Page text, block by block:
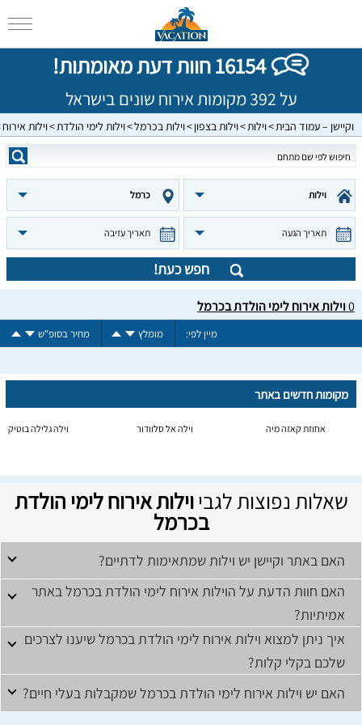
16154 חוות דעת מאומתות!
על 392 מקומות אירוח שונים בישראל
וקיישן – עמוד הבית וילות וילות בצפון וילות בכרמל וילות לימי הולדת וילות אירוח
וילות כרמל
תאריך הגעה תאריך עזיבה
חפש כעת!
0וילות אירוח לימי הולדת בכרמל
מיין לפי: מומלץ מחיר בסופ"ש
מקומות חדשים באתר
אחוזת קאזה מיה וילה אל סלוודור וילה גלילה בוטיק
שאלות נפוצות לגביוילות אירוח לימי הולדת
בכרמל
האם באתר וקיישן יש וילות שמתאימות לדתיים?
האם חוות הדעת על הוילות אירוח לימי הולדת בכרמל באתר
אמיתיות?
איך ניתן למצוא וילות אירוח לימי הולדת בכרמל שיענו לצרכים
שלכם בקלי קלות?
האם יש וילות אירוח לימי הולדת בכרמל שמקבלות בעלי חיים?